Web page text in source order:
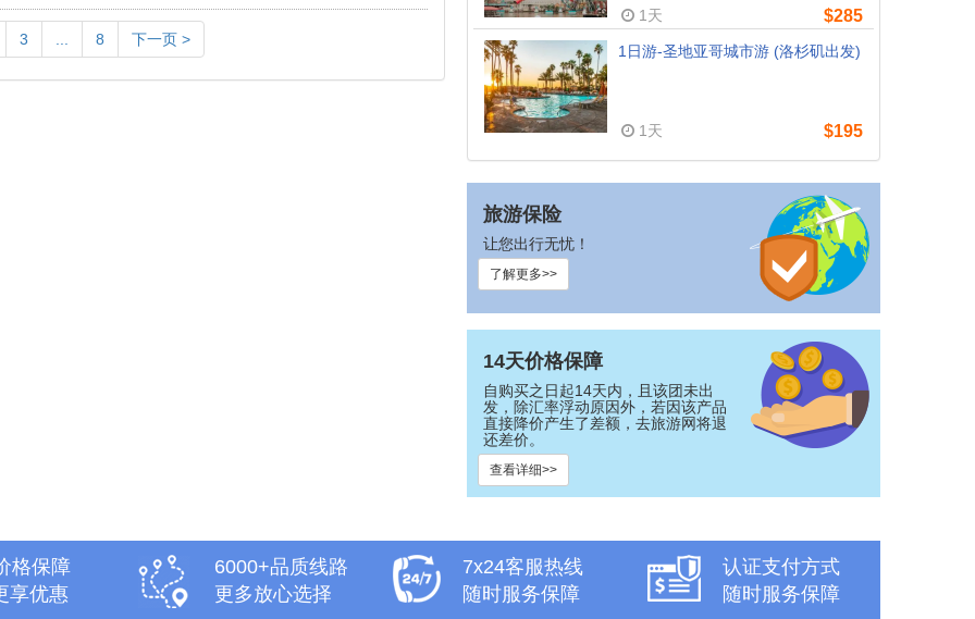
3 ... 8 下一页 >
1天 $285
1日游-圣地亚哥城市游 (洛杉矶出发)
1天 $195
旅游保险
让您出行无忧！
了解更多>>
14天价格保障
自购买之日起14天内，且该团未出
发，除汇率浮动原因外，若因该产品
直接降价产生了差额，去旅游网将退
还差价。
查看详细>>
格保障
享优惠
6000+品质线路
更多放心选择
7x24客服热线
随时服务保障
认证支付方式
随时服务保障